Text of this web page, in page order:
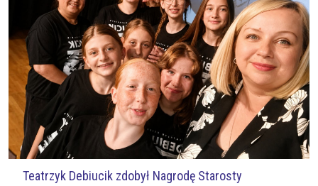
Teatrzyk Debiucik zdobył Nagrodę Starosty